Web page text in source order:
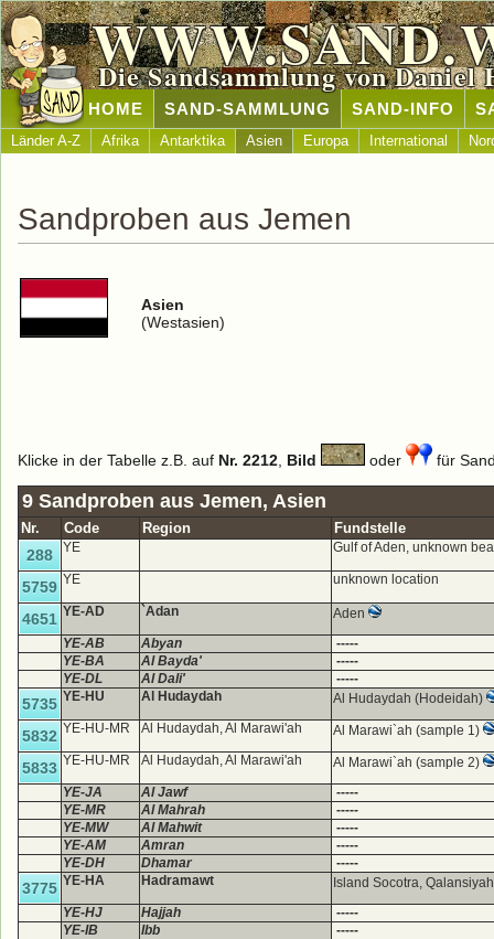
Die Sandsammlung von Daniel
HOME SAND-SAMMLUNG SAND-INFO
Länder A-Z Afrika Antarktika Asien Europa International
Sandproben aus Jemen
Asien
(Westasien)
Klicke in der Tabelle z.B. auf Nr. 2212 Bild oder für
9 Sandproben aus Jemen, Asien
Nr. Code Region Fundstelle
288 YE Gulf of Aden, unknown
5759 YE unknown location
4651 YE-AD `Adan
Aden
YE-AB
Abyan
-----
YE-BA
Al Bayda'
-----
YE-DL
Al Dali' -----
5735 YE-HU Al Hudaydah Al Hudaydah (Hodeidah)
5832 YE-HU-MR Al Hudaydah, Al Marawi'ah Al Marawi`ah (sample 1)
5833 YE-HU-MR Al Hudaydah, Al Marawi'ah
Al Marawi`ah (sample 2)
YE-JA
Al Jawf
-----
YE-MR
Al Mahrah
-----
YE-MW
Al Mahwit
-----
YE-AM
Amran
-----
YE-DH
Dhamar -----
3775 YE-HA Hadramawt
Island Socotra,
YE-HJ
Hajjah
-----
YE-IB
Ibb
-----